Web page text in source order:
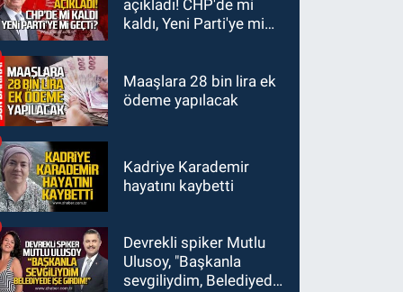
açıkladı! CHP'de mi
kaldı, Yeni Parti'ye mi
Maaşlara 28 bin lira ek
ödeme yapılacak
Kadriye Karademir
hayatını kaybetti
Devrekli spiker Mutlu
Ulusoy, "Başkanla
sevgiliydim, Belediyede